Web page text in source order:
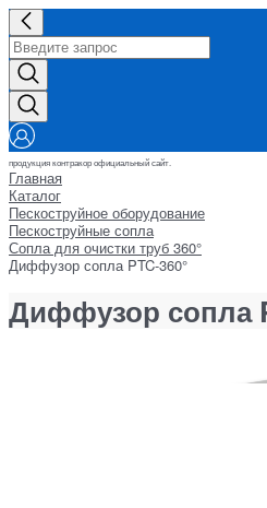
продукция контракор официальный сайт.
Главная
Каталог
Пескоструйное оборудование
Пескоструйные сопла
Сопла для очистки труб 360°
Диффузор сопла PTC-360°
Диффузор сопла